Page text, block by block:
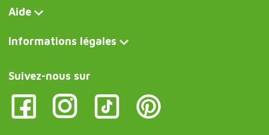
Aide
Informations légales
Suivez-nous sur